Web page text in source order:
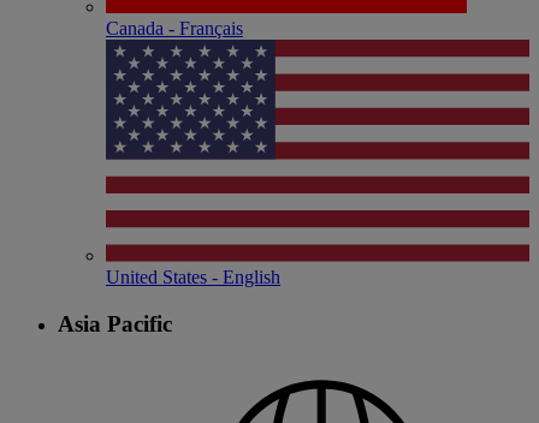
Canada - Français
United States - English
Asia Pacific